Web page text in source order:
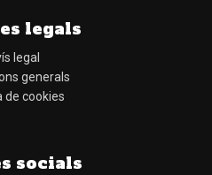
legals
legal
generals
de cookies
socials